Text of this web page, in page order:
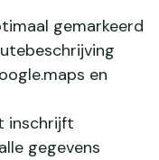
gemarkeerd
en
inschrijft
gegevens